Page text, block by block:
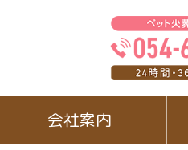
会社案内